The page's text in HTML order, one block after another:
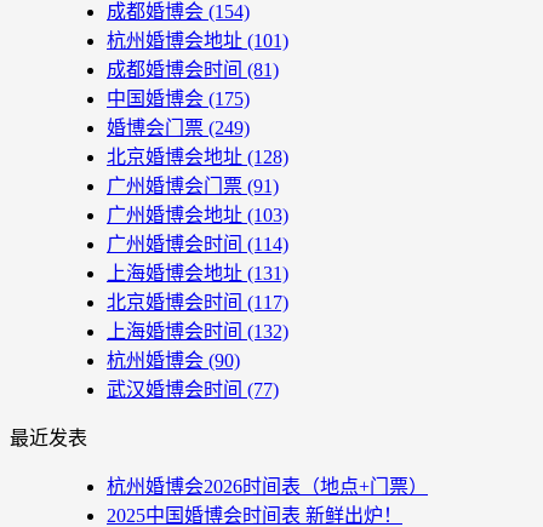
成都婚博会 (154)
杭州婚博会地址 (101)
成都婚博会时间 (81)
中国婚博会 (175)
婚博会门票 (249)
北京婚博会地址 (128)
广州婚博会门票 (91)
广州婚博会地址 (103)
广州婚博会时间 (114)
上海婚博会地址 (131)
北京婚博会时间 (117)
上海婚博会时间 (132)
杭州婚博会 (90)
武汉婚博会时间 (77)
最近发表
杭州婚博会2026时间表（地点+门票）
2025中国婚博会时间表 新鲜出炉！